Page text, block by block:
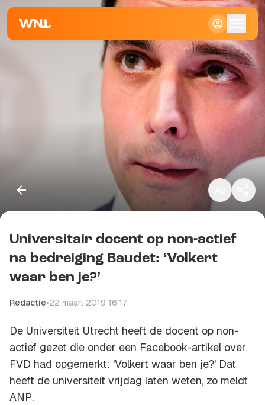
Klein
Standaard
Groot
Kopieer link
Universitair docent op non-actief
na bedreiging Baudet: ‘Volkert
waar ben je?’
Redactie•22 maart 2019 16:17
De Universiteit Utrecht heeft de docent op non-
actief gezet die onder een Facebook-artikel over
FVD had opgemerkt: 'Volkert waar ben je?' Dat
heeft de universiteit vrijdag laten weten, zo meldt
ANP.